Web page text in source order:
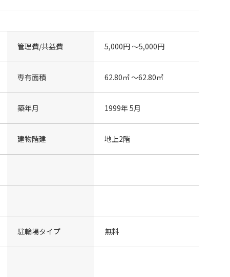
管理費/共益費 5,000円 〜5,000円
専有面積 62.80㎡ 〜62.80㎡
築年月 1999年 5月
建物階建 地上2階
駐輪場タイプ 無料